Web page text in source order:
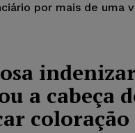
por mais de uma
a cabeça
coloração